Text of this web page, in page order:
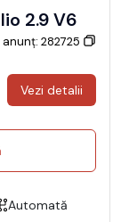
2.9 V6
anunț: 282725
Vezi detalii
Automată